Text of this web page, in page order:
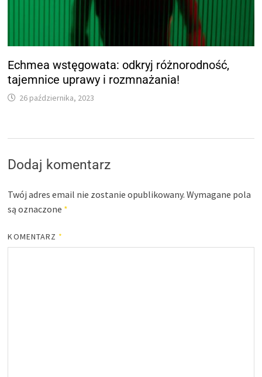
Echmea wstęgowata: odkryj różnorodność,
tajemnice uprawy i rozmnażania!
26 października, 2023
Dodaj komentarz
Twój adres email nie zostanie opublikowany. Wymagane pola
są oznaczone *
KOMENTARZ *